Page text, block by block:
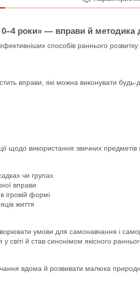
роки» — вправи й методика
способів раннього
вправи, які можна виконувати
щодо використання звичних
чи групах
вправи
ігровій формі
життя
умови для самонавчання і
світі й став синонімом якісного
вдома й розвивати малюка